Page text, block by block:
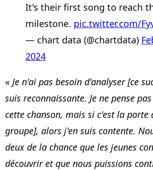
It's their first song to reach
milestone. pic.twitter.com/
— chart data (@chartdata)
2024
« Je n'ai pas besoin d'analyser [ce
suis reconnaissante. Je ne pense
cette chanson, mais si c'est la porte
groupe], alors j'en suis contente.
deux de la chance que les jeunes
découvrir et que nous puissions